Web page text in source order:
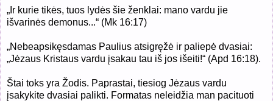
„ Ir kurie tikės, tuos lydės šie ženklai: mano vardu jie
išvarinės demonus...“ (Mk 16:17)
„Nebeapsikęsdamas Paulius atsigręžė ir paliepė dvasiai:
„Jėzaus Kristaus vardu įsakau tau iš jos išeiti!“ (Apd 16:18).
Štai toks yra Žodis. Paprastai, tiesiog Jėzaus vardu
įsakykite dvasiai palikti. Formatas neleidžia man pacituoti